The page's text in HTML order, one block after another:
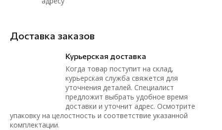
Доставка заказов
Курьерская доставка
Когда товар поступит на склад,
курьерская служба свяжется для
уточнения деталей. Специалист
предложит выбрать удобное время
доставки и уточнит адрес. Осмотрите
упаковку на целостность и соответствие указанной
комплектации.